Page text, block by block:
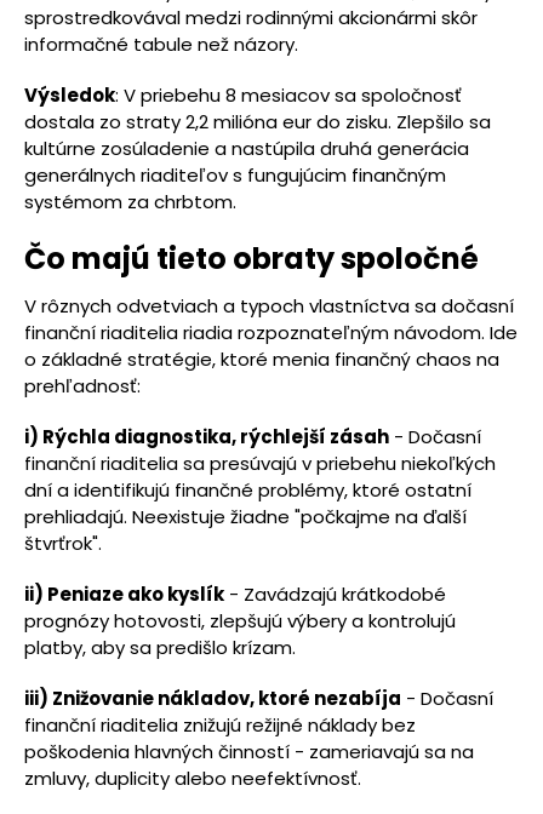
sprostredkovával medzi rodinnými akcionármi skôr
informačné tabule než názory.
Výsledok: V priebehu 8 mesiacov sa spoločnosť
dostala zo straty 2,2 milióna eur do zisku. Zlepšilo sa
kultúrne zosúladenie a nastúpila druhá generácia
generálnych riaditeľov s fungujúcim finančným
systémom za chrbtom.
Čo majú tieto obraty spoločné
V rôznych odvetviach a typoch vlastníctva sa dočasní
finanční riaditelia riadia rozpoznateľným návodom. Ide
o základné stratégie, ktoré menia finančný chaos na
prehľadnosť:
i) Rýchla diagnostika, rýchlejší zásah - Dočasní
finanční riaditelia sa presúvajú v priebehu niekoľkých
dní a identifikujú finančné problémy, ktoré ostatní
prehliadajú. Neexistuje žiadne "počkajme na ďalší
štvrťrok".
ii) Peniaze ako kyslík - Zavádzajú krátkodobé
prognózy hotovosti, zlepšujú výbery a kontrolujú
platby, aby sa predišlo krízam.
iii) Znižovanie nákladov, ktoré nezabíja - Dočasní
finanční riaditelia znižujú režijné náklady bez
poškodenia hlavných činností - zameriavajú sa na
zmluvy, duplicity alebo neefektívnosť.